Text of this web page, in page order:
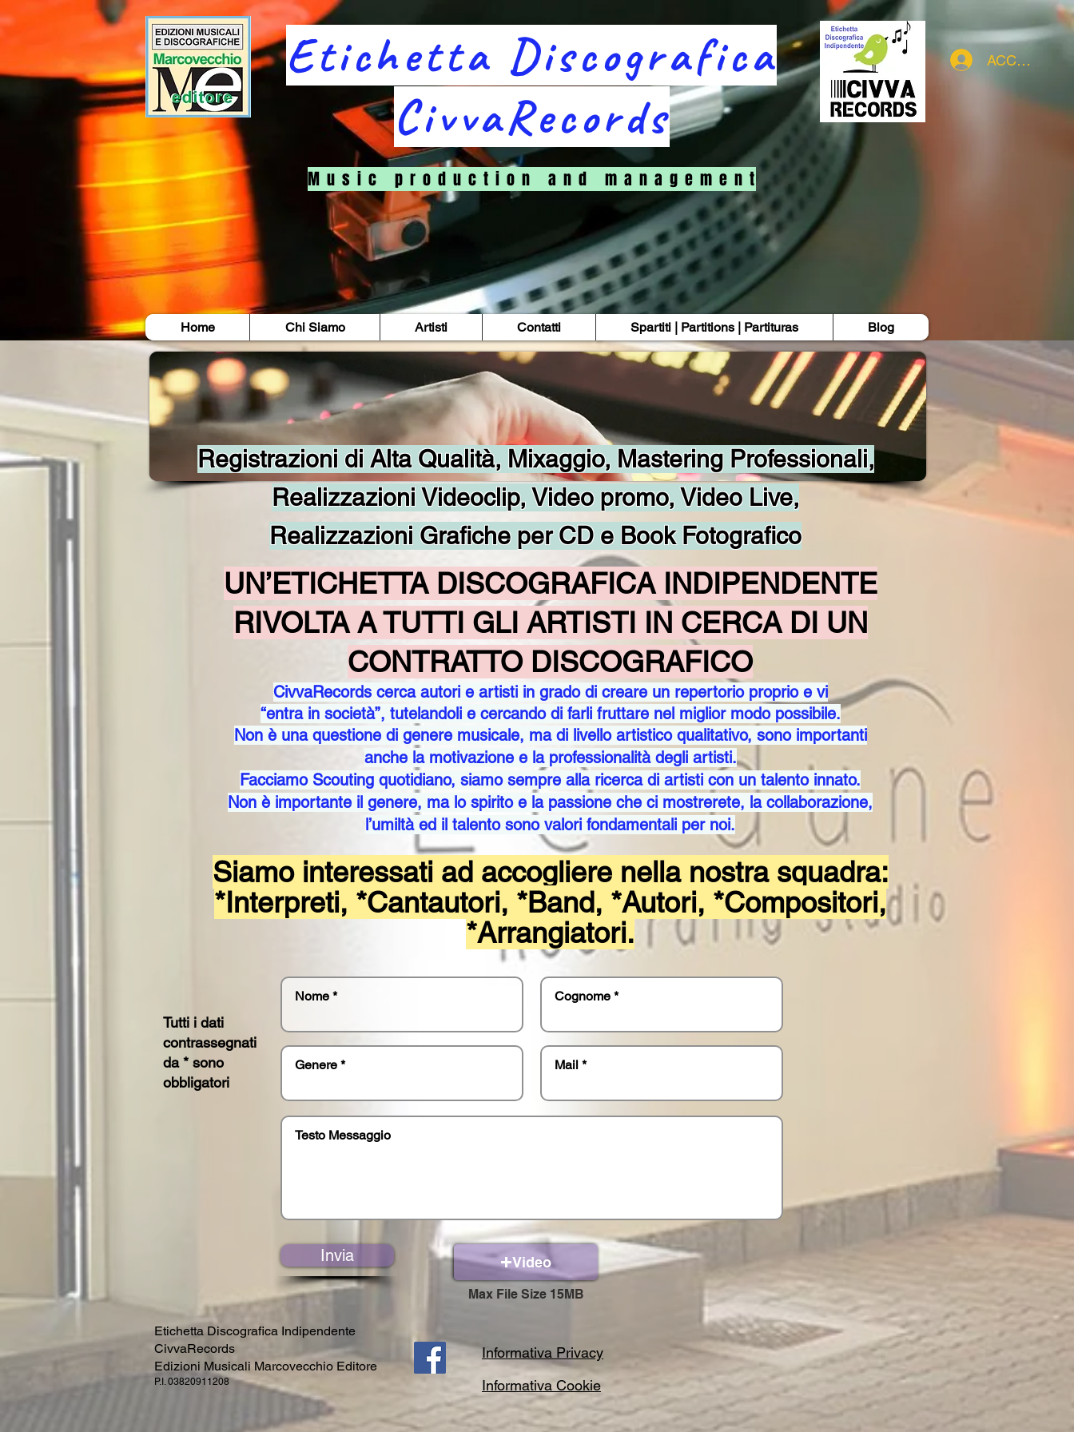
Registrazioni di Alta Qualità, Mixaggio, Mastering Professionali,
Realizzazioni Videoclip, Video promo, Video Live,
Realizzazioni Grafiche per CD e Book Fotografico
UN’ETICHETTA DISCOGRAFICA INDIPENDENTE
RIVOLTA A TUTTI GLI ARTISTI IN CERCA DI UN
CONTRATTO DISCOGRAFICO
CivvaRecords cerca autori e artisti in grado di creare un repertorio proprio e vi
“entra in società”, tutelandoli e cercando di farli fruttare nel miglior modo possibile.
​Non è una questione di genere musicale, ma di livello artistico qualitativo, sono importanti
anche la motivazione e la professionalità degli artisti.
Facciamo Scouting quotidiano, siamo sempre alla ricerca di artisti con un talento innato.
​Non è importante il genere, ma lo spirito e la passione che ci mostrerete, la collaborazione,
l’umiltà ed il talento sono valori fondamentali per noi.
Siamo interessati ad accogliere nella nostra squadra:
*Interpreti, *Cantautori, *Band, *Autori, *Compositori,
*Arrangiatori.
Tutti i dati
contrassegnati
da * sono
obbligatori
Invia Video
Max File Size 15MB
Etichetta Discografica
CivvaRecords
M u s i c p r o d u c t i o n a n d m a n a g e m e n t
ACCEDI
Home Chi Siamo Artisti Contatti Spartiti | Partitions | Partituras Blog
Etichetta Discografica Indipendente
CivvaRecords
Edizioni Musicali Marcovecchio Editore
P.I. 03820911208
Informativa Privacy
Informativa Cookie